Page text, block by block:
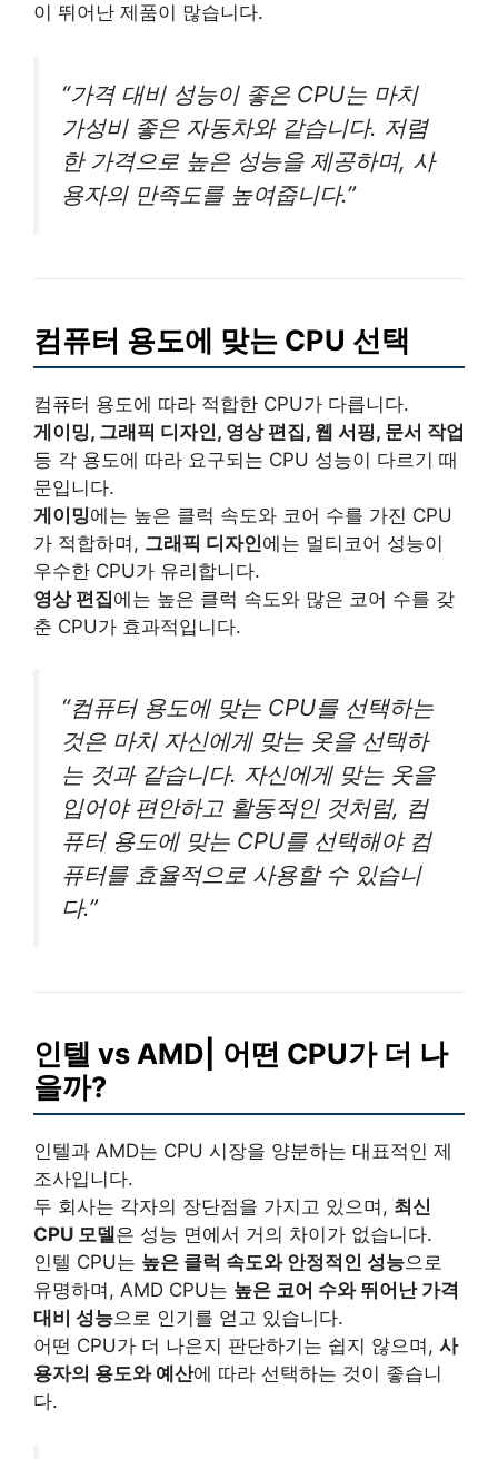
이 뛰어난 제품이 많습니다.
“가격 대비 성능이 좋은 CPU는 마치
가성비 좋은 자동차와 같습니다. 저렴
한 가격으로 높은 성능을 제공하며, 사
용자의 만족도를 높여줍니다.”
컴퓨터 용도에 맞는 CPU 선택
컴퓨터 용도에 따라 적합한 CPU가 다릅니다.
게이밍, 그래픽 디자인, 영상 편집, 웹 서핑, 문서 작업
등 각 용도에 따라 요구되는 CPU 성능이 다르기 때
문입니다.
게이밍에는 높은 클럭 속도와 코어 수를 가진 CPU
가 적합하며, 그래픽 디자인에는 멀티코어 성능이
우수한 CPU가 유리합니다.
영상 편집에는 높은 클럭 속도와 많은 코어 수를 갖
춘 CPU가 효과적입니다.
“컴퓨터 용도에 맞는 CPU를 선택하는
것은 마치 자신에게 맞는 옷을 선택하
는 것과 같습니다. 자신에게 맞는 옷을
입어야 편안하고 활동적인 것처럼, 컴
퓨터 용도에 맞는 CPU를 선택해야 컴
퓨터를 효율적으로 사용할 수 있습니
다.”
인텔 vs AMD| 어떤 CPU가 더 나
을까?
인텔과 AMD는 CPU 시장을 양분하는 대표적인 제
조사입니다.
두 회사는 각자의 장단점을 가지고 있으며, 최신
CPU 모델은 성능 면에서 거의 차이가 없습니다.
인텔 CPU는 높은 클럭 속도와 안정적인 성능으로
유명하며, AMD CPU는 높은 코어 수와 뛰어난 가격
대비 성능으로 인기를 얻고 있습니다.
어떤 CPU가 더 나은지 판단하기는 쉽지 않으며, 사
용자의 용도와 예산에 따라 선택하는 것이 좋습니
다.